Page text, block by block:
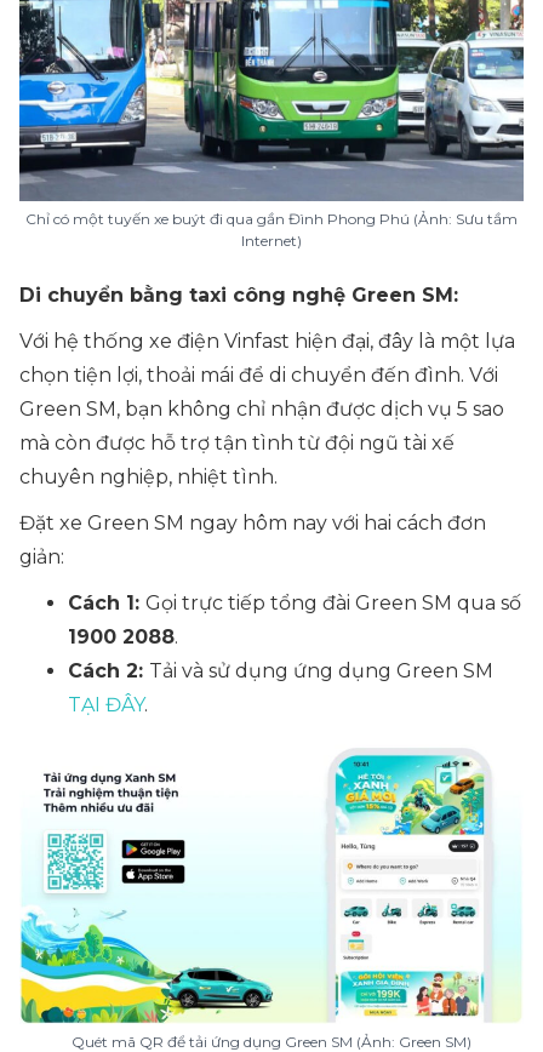
Chỉ có một tuyến xe buýt đi qua gần Đình Phong Phú (Ảnh: Sưu tầm
Internet)
Di chuyển bằng taxi công nghệ Green SM:
Với hệ thống xe điện Vinfast hiện đại, đây là một lựa
chọn tiện lợi, thoải mái để di chuyển đến đình. Với
Green SM, bạn không chỉ nhận được dịch vụ 5 sao
mà còn được hỗ trợ tận tình từ đội ngũ tài xế
chuyên nghiệp, nhiệt tình.
Đặt xe Green SM ngay hôm nay với hai cách đơn
giản:
Cách 1: Gọi trực tiếp tổng đài Green SM qua số
1900 2088.
Cách 2: Tải và sử dụng ứng dụng Green SM
TẠI ĐÂY.
Quét mã QR để tải ứng dụng Green SM (Ảnh: Green SM)